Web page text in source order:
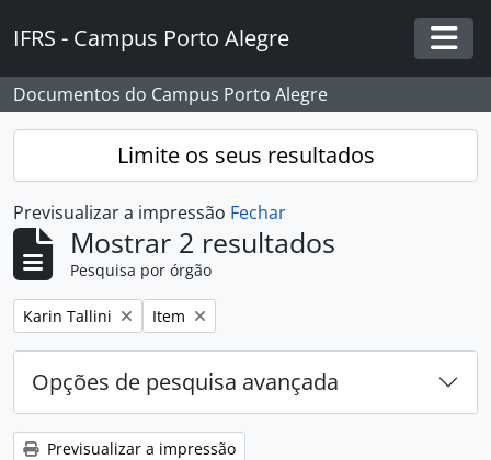
IFRS - Campus Porto Alegre
Documentos do Campus Porto Alegre
Limite os seus resultados
Previsualizar a impressão Fechar
Mostrar 2 resultados
Pesquisa por órgão
Remover filtro:
Karin Tallini Remover filtro:
Item
Opções de pesquisa avançada
Previsualizar a impressão